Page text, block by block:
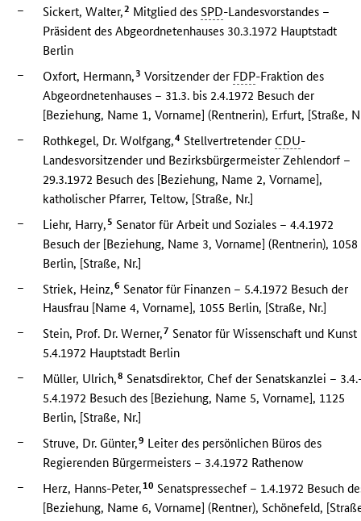
– Sickert, Walter,2 Mitglied desSPD-Landesvorstandes –
Präsident des Abgeordnetenhauses 30.3.1972 Hauptstadt
Berlin
–
Oxfort, Hermann,3 Vorsitzender der FDP-Fraktion des
Abgeordnetenhauses – 31.3. bis 2.4.1972 Besuch der
[Beziehung, Name 1, Vorname] (Rentnerin), Erfurt, [Straße,
–
Rothkegel, Dr. Wolfgang,4 Stellvertretender CDU-
Landesvorsitzender und Bezirksbürgermeister Zehlendorf –
29.3.1972 Besuch des [Beziehung, Name 2, Vorname],
katholischer Pfarrer, Teltow, [Straße, Nr.]
–
Liehr, Harry, 5 Senator für Arbeit und Soziales – 4.4.1972
Besuch der [Beziehung, Name 3, Vorname] (Rentnerin), 1058
Berlin, [Straße, Nr.]
–
Striek, Heinz,6 Senator für Finanzen – 5.4.1972 Besuch der
Hausfrau [Name 4, Vorname], 1055 Berlin, [Straße, Nr.]
–
Stein, Prof. Dr. Werner,7 Senator für Wissenschaft und Kunst
5.4.1972 Hauptstadt Berlin
–
Müller, Ulrich,8 Senatsdirektor, Chef der Senatskanzlei –
5.4.1972 Besuch des [Beziehung, Name 5, Vorname], 1125
Berlin, [Straße, Nr.]
–
Struve, Dr. Günter,9 Leiter des persönlichen Büros des
Regierenden Bürgermeisters – 3.4.1972 Rathenow
–
Herz, Hanns-Peter,10 Senatspressechef – 1.4.1972 Besuch
[Beziehung, Name 6, Vorname] (Rentner), Schönefeld,